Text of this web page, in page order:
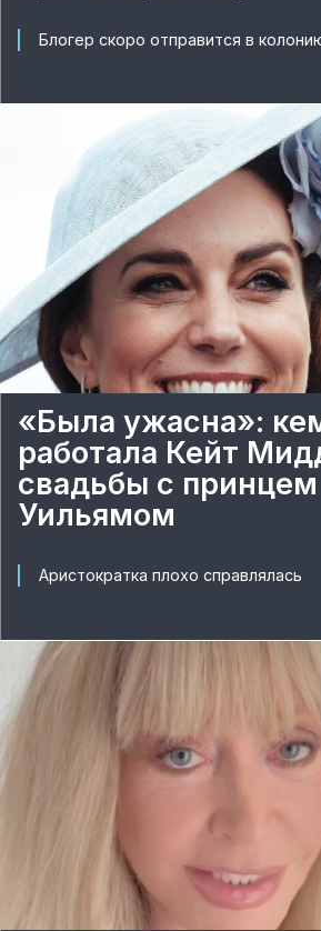
Блогер скоро отправится в
«Была ужасна»:
работала Кейт
свадьбы с принцем
Уильямом
Аристократка плохо справлялась